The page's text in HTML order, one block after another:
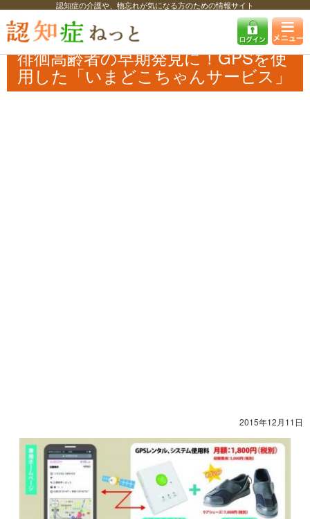
認知症の介護や、物忘れが気になる方のための情報サイト
認知症ねっと 認知症最新ニュース 自治体・企業
徘徊高齢者の早期発
見に！GPSを使用した「いまどこちゃんサービス」
徘徊高齢者の早期発見に！GPSを使
用した「いまどこちゃんサービス」
2015年12月11日